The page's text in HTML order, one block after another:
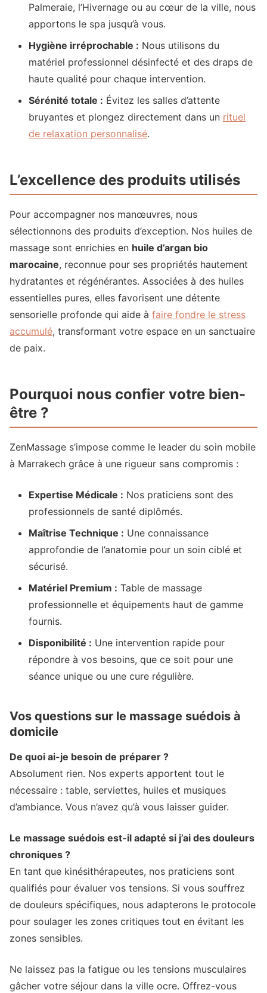
Palmeraie, l’Hivernage ou au cœur de la ville, nous
apportons le spa jusqu’à vous.
Hygiène irréprochable : Nous utilisons du
matériel professionnel désinfecté et des draps de
haute qualité pour chaque intervention.
Sérénité totale : Évitez les salles d’attente
bruyantes et plongez directement dans un rituel
de relaxation personnalisé.
L’excellence des produits utilisés
Pour accompagner nos manœuvres, nous
sélectionnons des produits d’exception. Nos huiles de
massage sont enrichies en huile d’argan bio
marocaine, reconnue pour ses propriétés hautement
hydratantes et régénérantes. Associées à des huiles
essentielles pures, elles favorisent une détente
sensorielle profonde qui aide à faire fondre le stress
accumulé, transformant votre espace en un sanctuaire
de paix.
Pourquoi nous confier votre bien-
être ?
ZenMassage s’impose comme le leader du soin mobile
à Marrakech grâce à une rigueur sans compromis :
Expertise Médicale : Nos praticiens sont des
professionnels de santé diplômés.
Maîtrise Technique : Une connaissance
approfondie de l’anatomie pour un soin ciblé et
sécurisé.
Matériel Premium : Table de massage
professionnelle et équipements haut de gamme
fournis.
Disponibilité : Une intervention rapide pour
répondre à vos besoins, que ce soit pour une
séance unique ou une cure régulière.
Vos questions sur le massage suédois à
domicile
De quoi ai-je besoin de préparer ?
Absolument rien. Nos experts apportent tout le
nécessaire : table, serviettes, huiles et musiques
d’ambiance. Vous n’avez qu’à vous laisser guider.
Le massage suédois est-il adapté si j’ai des douleurs
chroniques ?
En tant que kinésithérapeutes, nos praticiens sont
qualifiés pour évaluer vos tensions. Si vous souffrez
de douleurs spécifiques, nous adapterons le protocole
pour soulager les zones critiques tout en évitant les
zones sensibles.
Ne laissez pas la fatigue ou les tensions musculaires
gâcher votre séjour dans la ville ocre. Offrez-vous